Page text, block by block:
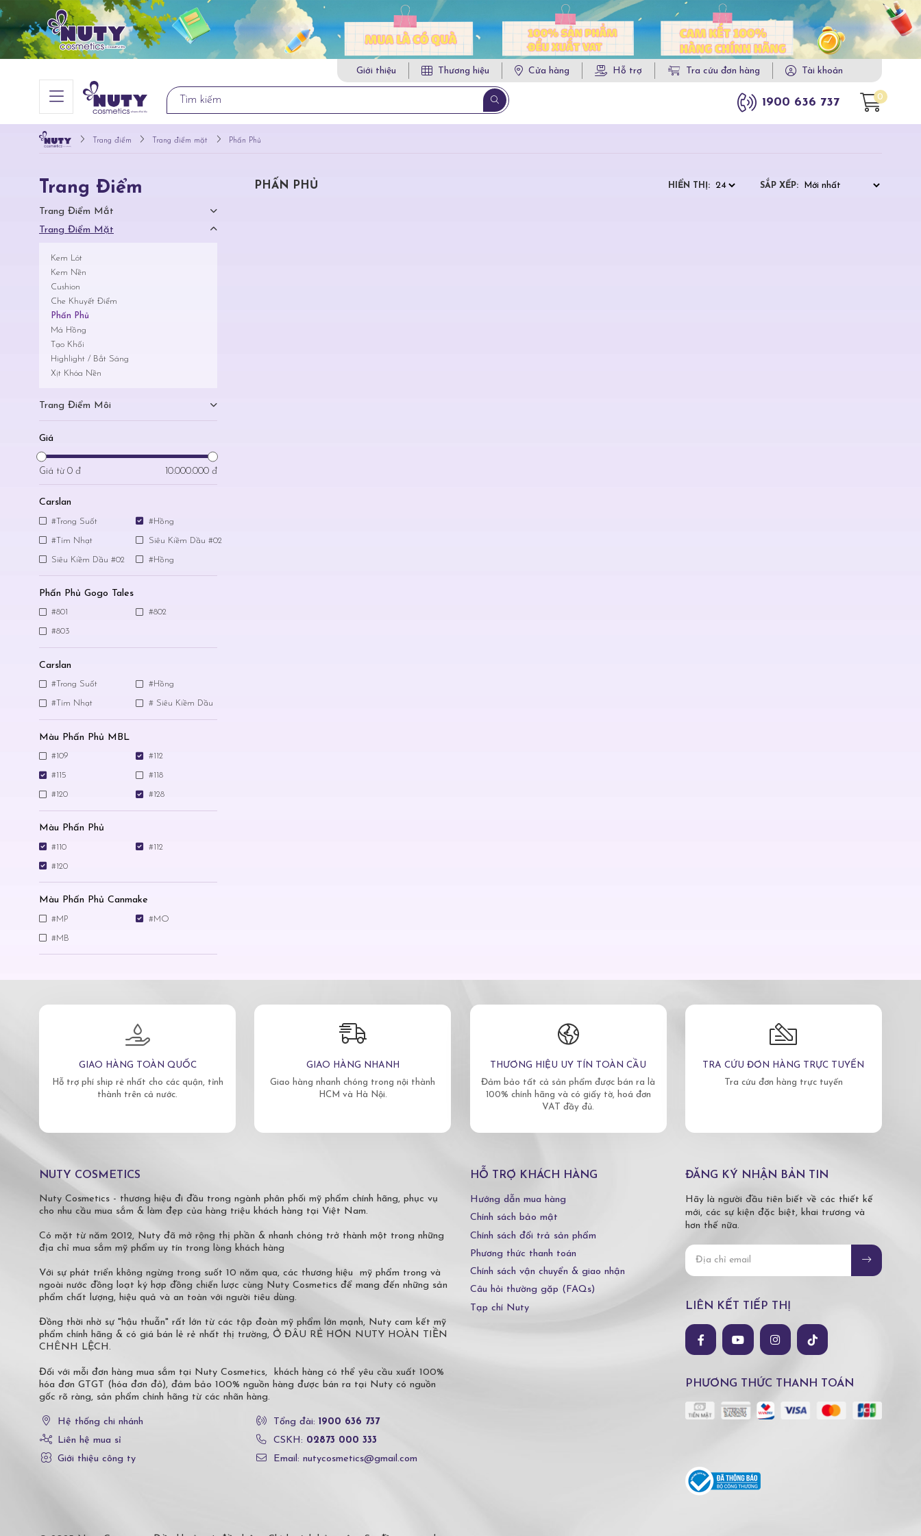
Giới thiệu Thương hiệu Cửa hàng Hỗ trợ Tra cứu đơn hàng Tài khoản
1900 636 737 0
Trang điểm Trang điểm mặt Phấn Phủ
Trang Điểm
Trang Điểm Mắt
Trang Điểm Mặt
Kem Lót
Kem Nền
Cushion
Che Khuyết Điểm
Phấn Phủ
Má Hồng
Tạo Khối
Highlight / Bắt Sáng
Xịt Khóa Nền
Trang Điểm Môi
Giá
Giá từ 0 đ 10.000.000 đ
Carslan
#Trong Suốt #Hồng
#Tím Nhạt Siêu Kiềm Dầu #02
Siêu Kiềm Dầu #02 #Hồng
Phấn Phủ Gogo Tales
#801 #802
#803
Carslan
#Trong Suốt #Hồng
#Tím Nhạt # Siêu Kiềm Dầu
Màu Phấn Phủ MBL
#109 #112
#115 #118
#120 #128
Màu Phấn Phủ
#110 #112
#120
Màu Phấn Phủ Canmake
#MP #MO
#MB
PHẤN PHỦ HIỂN THỊ: SẮP XẾP:
GIAO HÀNG TOÀN QUỐC
Hỗ trợ phí ship rẻ nhất cho các quận, tỉnh
thành trên cả nước.
GIAO HÀNG NHANH
Giao hàng nhanh chóng trong nội thành
HCM và Hà Nội.
THƯƠNG HIỆU UY TÍN TOÀN CẦU
Đảm bảo tất cả sản phẩm được bán ra là
100% chính hãng và có giấy tờ, hoá đơn
VAT đầy đủ.
TRA CỨU ĐƠN HÀNG TRỰC TUYẾN
Tra cứu đơn hàng trực tuyến
NUTY COSMETICS
Nuty Cosmetics - thương hiệu đi đầu trong ngành phân phối mỹ phẩm chính hãng, phục vụ
cho nhu cầu mua sắm & làm đẹp của hàng triệu khách hàng tại Việt Nam.
Có mặt từ năm 2012, Nuty đã mở rộng thị phần & nhanh chóng trở thành một trong những
địa chỉ mua sắm mỹ phẩm uy tín trong lòng khách hàng
Với sự phát triển không ngừng trong suốt 10 năm qua, các thương hiệu mỹ phẩm trong và
ngoài nước đồng loạt ký hợp đồng chiến lược cùng Nuty Cosmetics để mang đến những sản
phẩm chất lượng, hiệu quả và an toàn với người tiêu dùng.
Đồng thời nhờ sự "hậu thuẫn" rất lớn từ các tập đoàn mỹ phẩm lớn mạnh, Nuty cam kết mỹ
phẩm chính hãng & có giá bán lẻ rẻ nhất thị trường, Ở ĐÂU RẺ HƠN NUTY HOÀN TIỀN
CHÊNH LỆCH.
Đối với mỗi đơn hàng mua sắm tại Nuty Cosmetics, khách hàng có thể yêu cầu xuất 100%
hóa đơn GTGT (hóa đơn đỏ), đảm bảo 100% nguồn hàng được bán ra tại Nuty có nguồn
gốc rõ ràng, sản phẩm chính hãng từ các nhãn hàng.
Hệ thống chi nhánh
Liên hệ mua sỉ
Giới thiệu công ty
Tổng đài: 1900 636 737
CSKH: 02873 000 333
Email: nutycosmetics@gmail.com
HỖ TRỢ KHÁCH HÀNG
Hướng dẫn mua hàng
Chính sách bảo mật
Chính sách đổi trả sản phẩm
Phương thức thanh toán
Chính sách vận chuyển & giao nhận
Câu hỏi thường gặp (FAQs)
Tạp chí Nuty
ĐĂNG KÝ NHẬN BẢN TIN
Hãy là người đầu tiên biết về các thiết kế
mới, các sự kiện đặc biệt, khai trương và
hơn thế nữa.
LIÊN KẾT TIẾP THỊ
PHƯƠNG THỨC THANH TOÁN